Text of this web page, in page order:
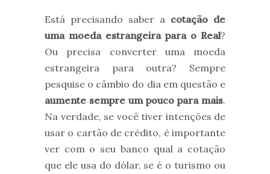
Está precisando saber a cotação de
uma moeda estrangeira para o Real?
Ou precisa converter uma moeda
estrangeira para outra? Sempre
pesquise o câmbio do dia em questão e
aumente sempre um pouco para mais.
Na verdade, se você tiver intenções de
usar o cartão de crédito, é importante
ver com o seu banco qual a cotação
que ele usa do dólar, se é o turismo ou